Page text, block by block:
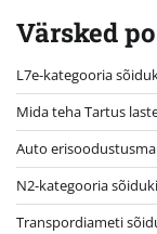
Värsked
L7e-kategooria
Mida teha Tartus
Auto
N2-kategooria
Transpordiameti